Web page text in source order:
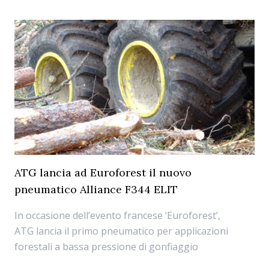
ATG lancia ad Euroforest il nuovo
pneumatico Alliance F344 ELIT
In occasione dell’evento francese ‘Euroforest’,
ATG lancia il primo pneumatico per applicazioni
forestali a bassa pressione di gonfiaggio